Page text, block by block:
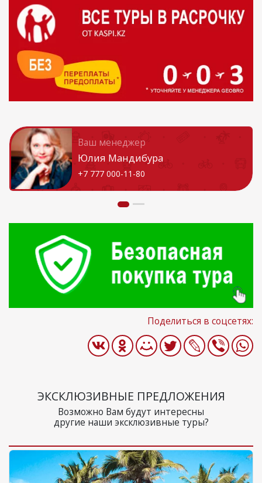
Ваш менеджер
Юлия Мандибура
+7 777 000-11-80
Поделиться в соцсетях:
ЭКСКЛЮЗИВНЫЕ ПРЕДЛОЖЕНИЯ
Возможно Вам будут интересны
другие наши эксклюзивные туры?